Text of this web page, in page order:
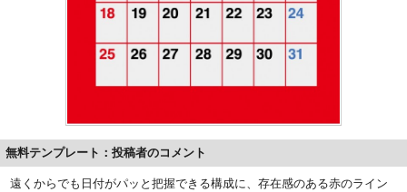
無料テンプレート：投稿者のコメント
遠くからでも日付がパッと把握できる構成に、存在感のある赤のライン